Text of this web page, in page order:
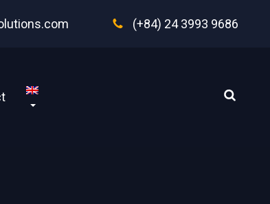
(+84) 24 3993 9686